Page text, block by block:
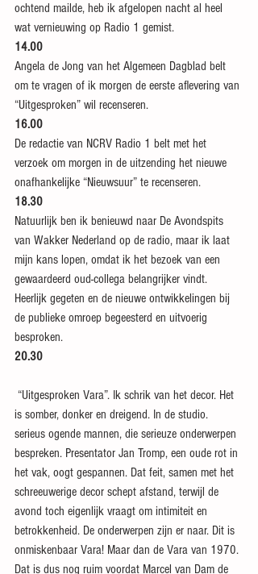
ochtend mailde, heb ik afgelopen nacht al heel
wat vernieuwing op Radio 1 gemist.
14.00
Angela de Jong van het Algemeen Dagblad belt
om te vragen of ik morgen de eerste aflevering van
“Uitgesproken” wil recenseren.
16.00
De redactie van NCRV Radio 1 belt met het
verzoek om morgen in de uitzending het nieuwe
onafhankelijke “Nieuwsuur” te recenseren.
18.30
Natuurlijk ben ik benieuwd naar De Avondspits
van Wakker Nederland op de radio, maar ik laat
mijn kans lopen, omdat ik het bezoek van een
gewaardeerd oud-collega belangrijker vindt.
Heerlijk gegeten en de nieuwe ontwikkelingen bij
de publieke omroep begeesterd en uitvoerig
besproken.
20.30
is somber, donker en dreigend. In de studio.
serieus ogende mannen, die serieuze onderwerpen
bespreken. Presentator Jan Tromp, een oude rot in
het vak, oogt gespannen. Dat feit, samen met het
schreeuwerige decor schept afstand, terwijl de
avond toch eigenlijk vraagt om intimiteit en
betrokkenheid. De onderwerpen zijn er naar. Dit is
onmiskenbaar Vara! Maar dan de Vara van 1970.
Dat is dus nog ruim voordat Marcel van Dam de